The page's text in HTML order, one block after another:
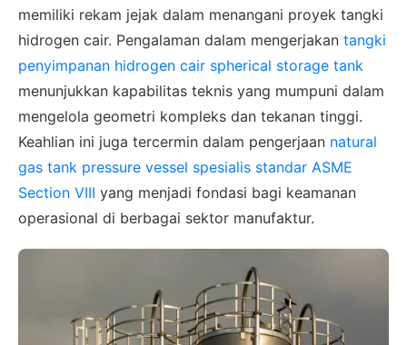
memiliki rekam jejak dalam menangani proyek tangki
hidrogen cair. Pengalaman dalam mengerjakan tangki
penyimpanan hidrogen cair spherical storage tank
menunjukkan kapabilitas teknis yang mumpuni dalam
mengelola geometri kompleks dan tekanan tinggi.
Keahlian ini juga tercermin dalam pengerjaan natural
gas tank pressure vessel spesialis standar ASME
Section VIII yang menjadi fondasi bagi keamanan
operasional di berbagai sektor manufaktur.